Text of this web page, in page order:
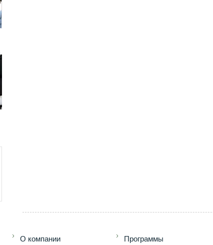
O компании Программы